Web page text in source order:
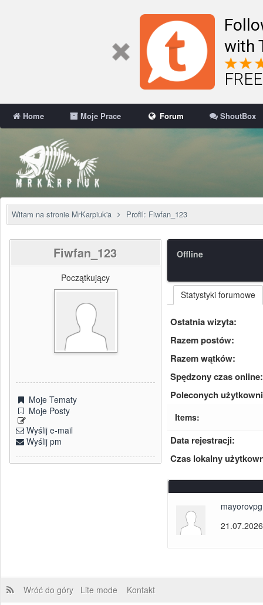
with
Home Moje Prace Forum ShoutBox
Witam na stronie MrKarpiuk'a Profil: Fiwfan_123
Fiwfan_123
Początkujący
Moje Tematy
Moje Posty
Wyślij e-mail
Wyślij pm
Offline
Statystyki forumowe
Ostatnia wizyta:
Razem postów:
Razem wątków:
Spędzony czas online:
Poleconych
Items:
Data rejestracji:
Czas lokalny
mayorovpg
Wróć do góry Lite mode
Kontakt